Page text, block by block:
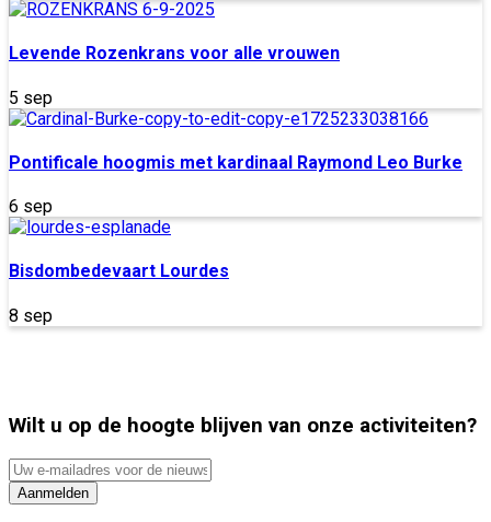
Levende Rozenkrans voor alle vrouwen
5 sep
Pontificale hoogmis met kardinaal Raymond Leo Burke
6 sep
Bisdombedevaart Lourdes
8 sep
Wilt u op de hoogte blijven van onze activiteiten?
Uw
e-
mailadres
Aanmelden